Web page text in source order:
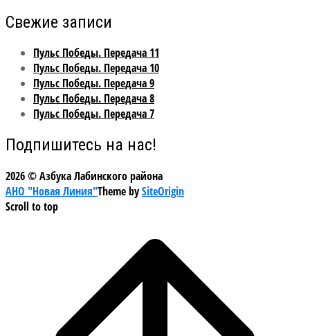
Свежие записи
Пульс Победы. Передача 11
Пульс Победы. Передача 10
Пульс Победы. Передача 9
Пульс Победы. Передача 8
Пульс Победы. Передача 7
Подпишитесь на нас!
2026 © Азбука Лабинского района
АНО "Новая Линия"Theme bySiteOrigin
Scroll to top